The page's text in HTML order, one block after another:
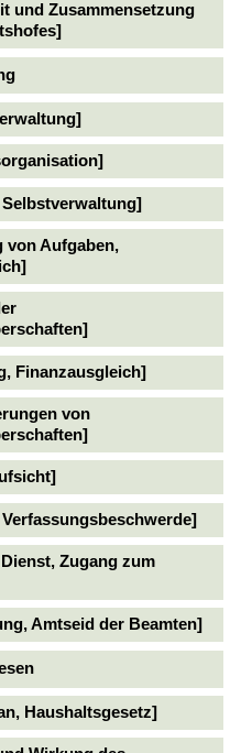
und Zusammensetzung
von Aufgaben,
Finanzausgleich]
von
Zugang zum
Amtseid der Beamten]
Haushaltsgesetz]